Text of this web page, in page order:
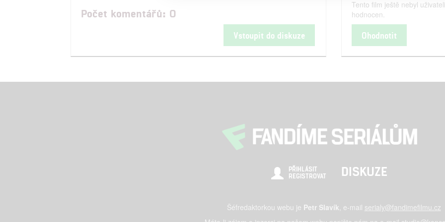
Počet komentářů: 0
Vstoupit do diskuze
Tento film ještě nebyl uživateli
hodnocen.
Ohodnotit
PŘIHLÁSIT
REGISTROVAT
DISKUZE
Šéfredaktorkou webu je Petr Slavík, e-mail serialy@fandimefilmu.cz